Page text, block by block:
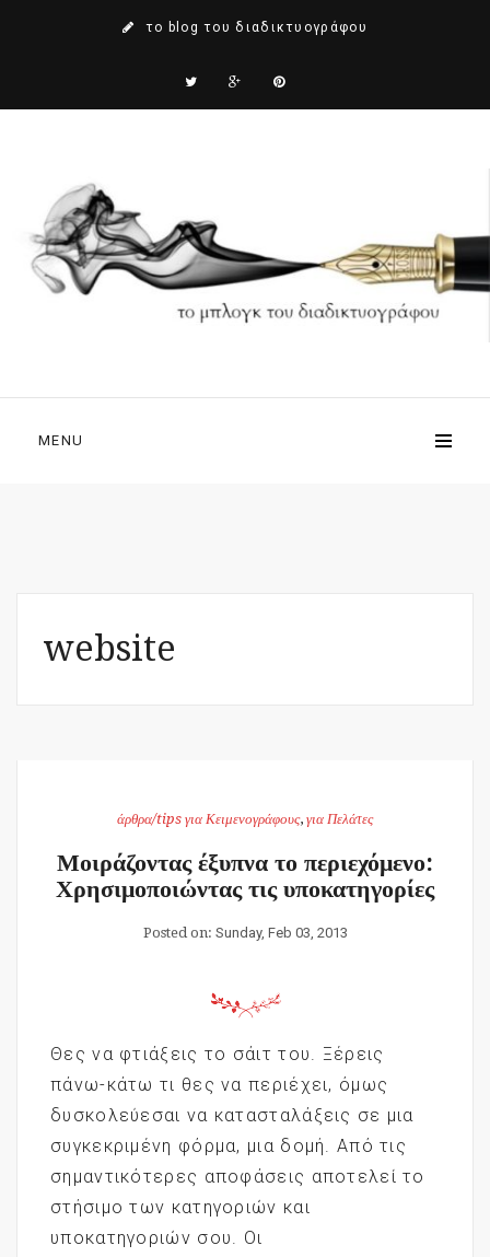
το blog του διαδικτυογράφου
MENU
website
άρθρα/tips για Κειμενογράφους, για Πελάτες
Μοιράζοντας έξυπνα το περιεχόμενο:
Χρησιμοποιώντας τις υποκατηγορίες
Posted on: Sunday, Feb 03, 2013
Θες να φτιάξεις το σάιτ του. Ξέρεις
πάνω-κάτω τι θες να περιέχει, όμως
δυσκολεύεσαι να κατασταλάξεις σε μια
συγκεκριμένη φόρμα, μια δομή. Από τις
σημαντικότερες αποφάσεις αποτελεί το
στήσιμο των κατηγοριών και
υποκατηγοριών σου. Οι